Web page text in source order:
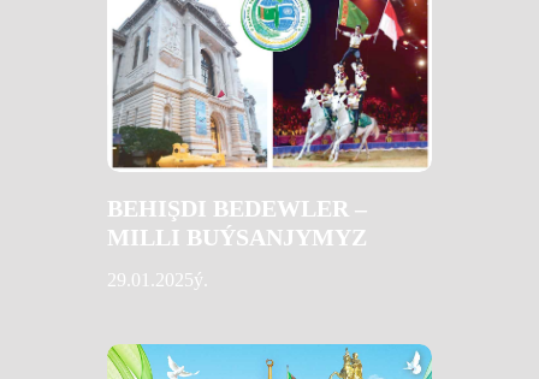
BEHIŞDI BEDEWLER –
MILLI BUÝSANJYMYZ
29.01.2025ý.